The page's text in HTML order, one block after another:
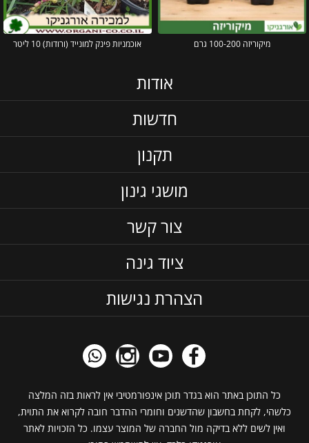
מיקוריזה 100-200 גרם אוכמניות פינק למונייד (ורודות) 10 ליטר
אודות
חדשות
תקנון
מושגי גינון
צור קשר
ציוד גינה
הצהרת נגישות
כל התוכן באתר הוא בגדר תוכן אינפורמטיבי אין לראות בזה המלצה
כלשהי, לקחת בחשבון שהדשנים וחומרי ההדבר חובה לקרוא את התוית,
ואין לשים ללא בדיקה מול החברה של המוצר עצמו. כל הזכויות לאתר